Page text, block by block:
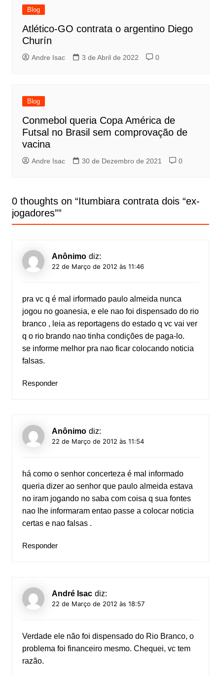
Blog
Atlético-GO contrata o argentino Diego
Churín
Andre Isac 3 de Abril de 2022 0
Blog
Conmebol queria Copa América de
Futsal no Brasil sem comprovação de
vacina
Andre Isac 30 de Dezembro de 2021 0
0 thoughts on “Itumbiara contrata dois “ex-
jogadores””
Anônimo diz:
22 de Março de 2012 às 11:46
pra vc q é mal irformado paulo almeida nunca
jogou no goanesia, e ele nao foi dispensado do rio
branco , leia as reportagens do estado q vc vai ver
q o rio brando nao tinha condições de paga-lo.
se informe melhor pra nao ficar colocando noticia
falsas.
Responder
Anônimo diz:
22 de Março de 2012 às 11:54
há como o senhor concerteza é mal informado
queria dizer ao senhor que paulo almeida estava
no iram jogando no saba com coisa q sua fontes
nao lhe informaram entao passe a colocar noticia
certas e nao falsas .
Responder
André Isac diz:
22 de Março de 2012 às 18:57
Verdade ele não foi dispensado do Rio Branco, o
problema foi financeiro mesmo. Chequei, vc tem
razão.